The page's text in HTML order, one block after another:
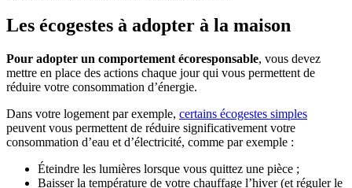
Les écogestes à adopter à la maison
Pour adopter un comportement écoresponsable, vous devez
mettre en place des actions chaque jour qui vous permettent de
réduire votre consommation d’énergie.
Dans votre logement par exemple, certains écogestes simples
peuvent vous permettent de réduire significativement votre
consommation d’eau et d’électricité, comme par exemple :
Éteindre les lumières lorsque vous quittez une pièce ;
Baisser la température de votre chauffage l’hiver (et réguler le